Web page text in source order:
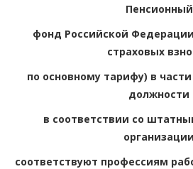
Пенсионный
фонд Российской
страховых
по основному тарифу) в
должности
в соответствии со
организации
соответствуют профессиям